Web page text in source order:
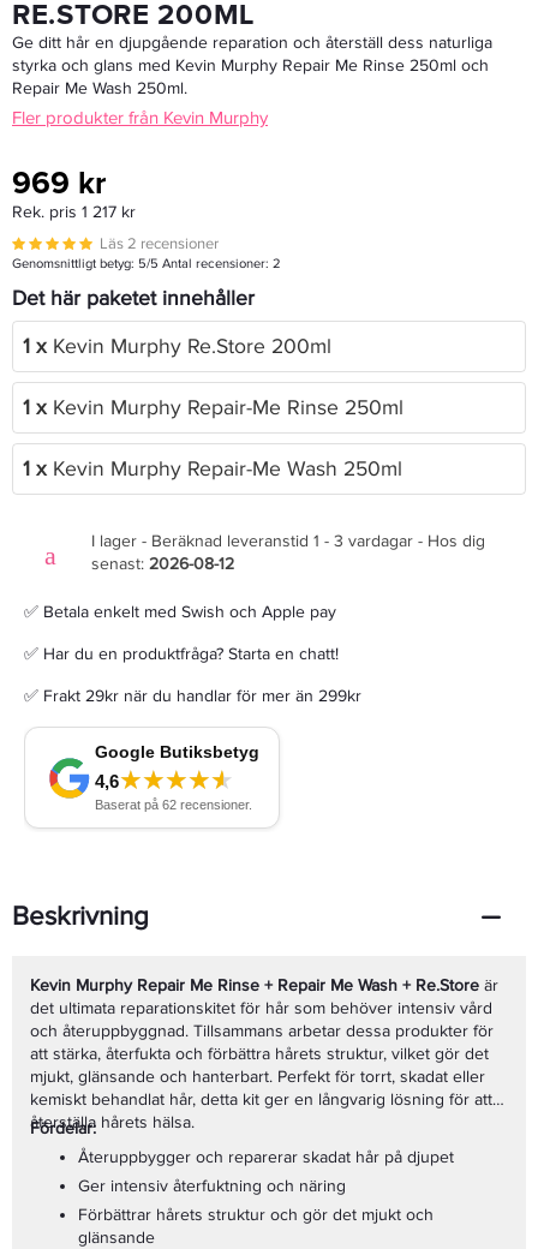
RE.STORE 200ML
Ge ditt hår en djupgående reparation och återställ dess naturliga
styrka och glans med Kevin Murphy Repair Me Rinse 250ml och
Repair Me Wash 250ml.
Fler produkter från Kevin Murphy
969 kr
Rek. pris 1 217 kr
Läs 2 recensioner
Genomsnittligt betyg: 5/5 Antal recensioner: 2
Det här paketet innehåller
1 x Kevin Murphy Re.Store 200ml
1 x Kevin Murphy Repair-Me Rinse 250ml
1 x Kevin Murphy Repair-Me Wash 250ml
I lager - Beräknad leveranstid 1 - 3 vardagar - Hos dig
senast: 2026-08-12
✅ Betala enkelt med Swish och Apple pay
✅ Har du en produktfråga? Starta en chatt!
✅ Frakt 29kr när du handlar för mer än 299kr
Beskrivning
Kevin Murphy Repair Me Rinse + Repair Me Wash + Re.Store är
det ultimata reparationskitet för hår som behöver intensiv vård
och återuppbyggnad. Tillsammans arbetar dessa produkter för
att stärka, återfukta och förbättra hårets struktur, vilket gör det
mjukt, glänsande och hanterbart. Perfekt för torrt, skadat eller
kemiskt behandlat hår, detta kit ger en långvarig lösning för att
återställa hårets hälsa.
Fördelar:
Återuppbygger och reparerar skadat hår på djupet
Ger intensiv återfuktning och näring
Förbättrar hårets struktur och gör det mjukt och
glänsande